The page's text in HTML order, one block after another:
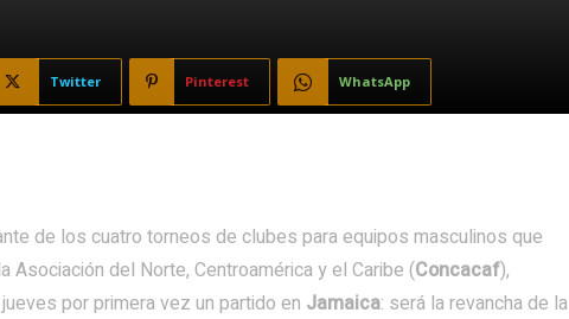
Twitter Pinterest WhatsApp
de los cuatro torneos de clubes para equipos masculinos que
Asociación del Norte, Centroamérica y el Caribe (Concacaf),
por primera vez un partido en Jamaica: será la revancha de la